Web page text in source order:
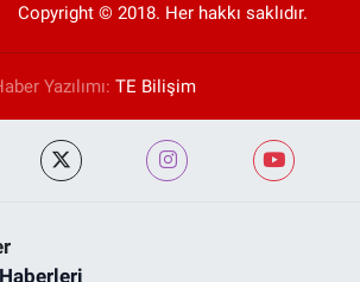
Copyright © 2018. Her hakkı saklıdır.
Yazılımı: TE Bilişim